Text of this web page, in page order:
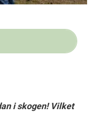
i skogen! Vilket